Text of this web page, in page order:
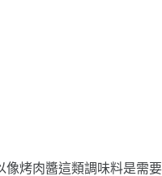
像烤肉醬這類調味料是需要